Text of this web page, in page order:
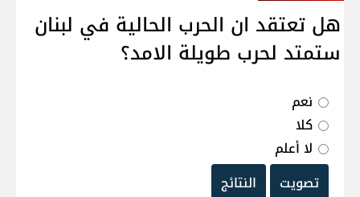
هل تعتقد ان الحرب الحالية في لبنان
ستمتد لحرب طويلة الامد؟
نعم
كلا
لا أعلم
تصويت
النتائج